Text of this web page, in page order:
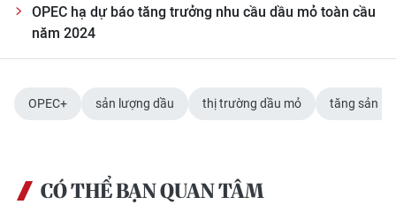
Media Khoa học - Công nghệ
Media Môi trường
Ảnh
TIN MỚI
OPEC hạ dự báo tăng trưởng nhu cầu dầu mỏ toàn cầu
năm 2024
OPEC+ sản lượng dầu thị trường dầu mỏ tăng sản
CÓ THỂ BẠN QUAN TÂM